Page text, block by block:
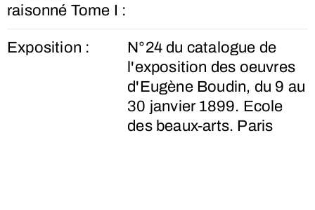
raisonné Tome I :
Exposition :
N°24 du catalogue de
l'exposition des oeuvres
d'Eugène Boudin, du 9 au
30 janvier 1899. Ecole
des beaux-arts. Paris